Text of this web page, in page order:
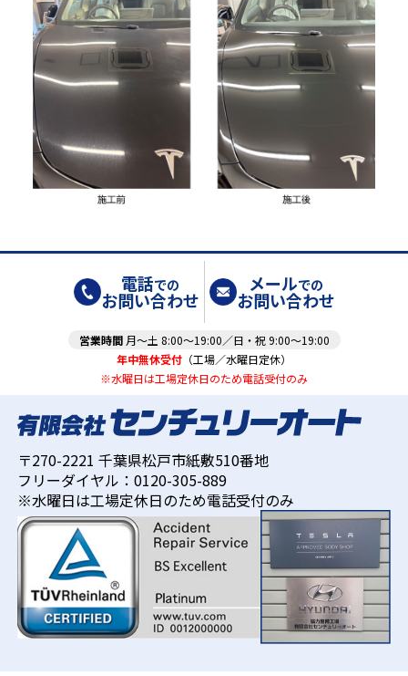
電話での
お問い合わせ
メールでの
お問い合わせ
営業時間月～土 8:00～19:00／日・祝 9:00～19:00
年中無休受付 （工場／水曜日定休）
※水曜日は工場定休日のため電話受付のみ
〒270-2221 千葉県松戸市紙敷510番地
フリーダイヤル：0120-305-889
※水曜日は工場定休日のため電話受付のみ